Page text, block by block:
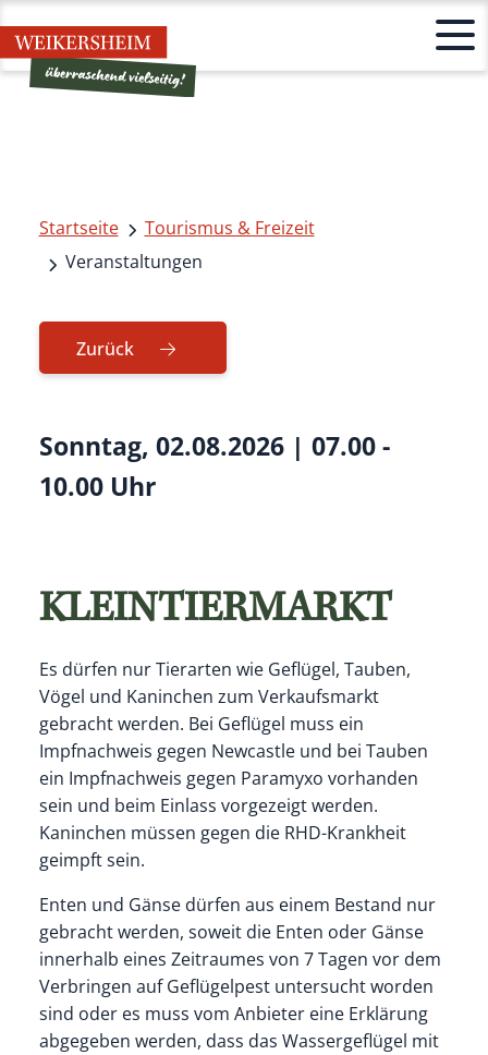
Startseite
Tourismus & Freizeit
Veranstaltungen
Zurück
Sonntag, 02.08.2026 | 07.00 -
10.00 Uhr
KLEINTIERMARKT
Es dürfen nur Tierarten wie Geflügel, Tauben,
Vögel und Kaninchen zum Verkaufsmarkt
gebracht werden. Bei Geflügel muss ein
Impfnachweis gegen Newcastle und bei Tauben
ein Impfnachweis gegen Paramyxo vorhanden
sein und beim Einlass vorgezeigt werden.
Kaninchen müssen gegen die RHD-Krankheit
geimpft sein.
Enten und Gänse dürfen aus einem Bestand nur
gebracht werden, soweit die Enten oder Gänse
innerhalb eines Zeitraumes von 7 Tagen vor dem
Verbringen auf Geflügelpest untersucht worden
sind oder es muss vom Anbieter eine Erklärung
abgegeben werden, dass das Wassergeflügel mit